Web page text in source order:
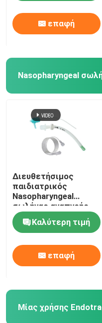
επαφή
Διευθετήσιμος
παιδιατρικός
Nasopharyngeal
σωλήνας αναπνοής
εναέριων διαδρόμων
NPA με τη μαλακή
άκρη
Καλύτερη τιμή
επαφή
Μίας χρήσης